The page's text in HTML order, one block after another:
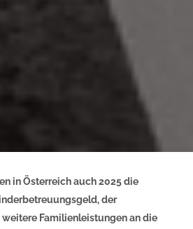
in Österreich auch 2025 die
der
Familienleistungen an die